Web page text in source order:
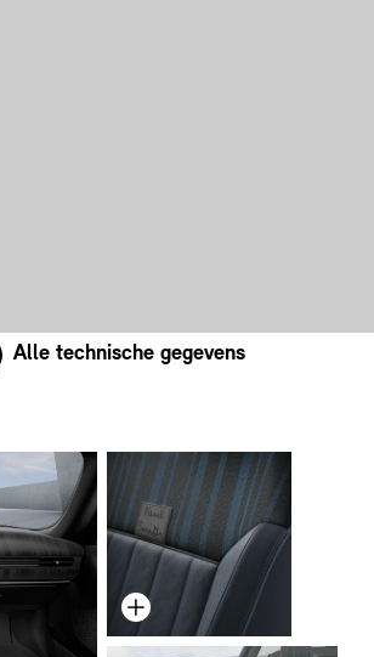
Alle technische gegevens